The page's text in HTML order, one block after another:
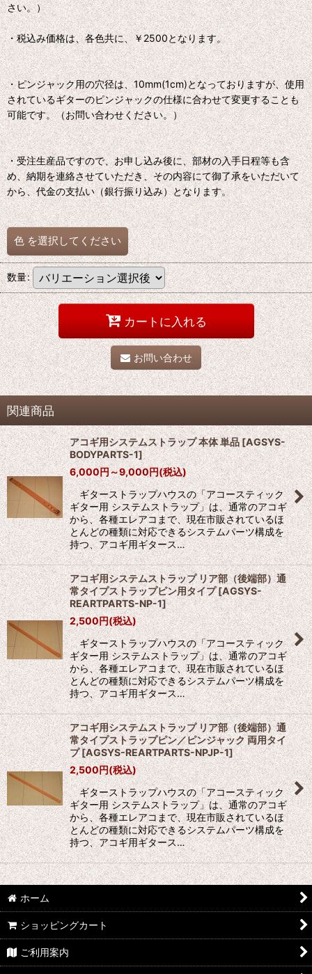
さい。）
・税込み価格は、各色共に、￥2500となります。
・ピンジャック用の穴径は、10mm(1cm)となっておりますが、使用
されているギターのピンジャックの仕様に合わせて変更することも
可能です。（お問い合わせください。）
・受注生産品ですので、お申し込み後に、部材の入手日程等も含
め、納期を連絡させていただき、その内容にて御了承をいただいて
から、代金の支払い（銀行振り込み）となります。
色 を選択してください
数量:
カートに入れる
お問い合わせ
関連商品
アコギ用システムストラップ 本体 単品 [AGSYS-
BODYPARTS-1]
6,000円～9,000円(税込)
ギターストラップハウスの「アコースティック
ギター用 システムストラップ」は、通常のアコギ
から、各種エレアコまで、現在市販されているほ
とんどの種類に対応できるシステムパーツ構成を
持つ、アコギ用ギタース…
アコギ用システムストラップ リア部（後端部）通
常タイプストラップピン用タイプ[AGSYS-
REARTPARTS-NP-1]
2,500円(税込)
ギターストラップハウスの「アコースティック
ギター用 システムストラップ」は、通常のアコギ
から、各種エレアコまで、現在市販されているほ
とんどの種類に対応できるシステムパーツ構成を
持つ、アコギ用ギタース…
アコギ用システムストラップ リア部（後端部）通
常タイプストラップピン／ピンジャック 両用タイ
プ[AGSYS-REARTPARTS-NPJP-1]
2,500円(税込)
ギターストラップハウスの「アコースティック
ギター用 システムストラップ」は、通常のアコギ
から、各種エレアコまで、現在市販されているほ
とんどの種類に対応できるシステムパーツ構成を
持つ、アコギ用ギタース…
ホーム
ショッピングカート
ご利用案内